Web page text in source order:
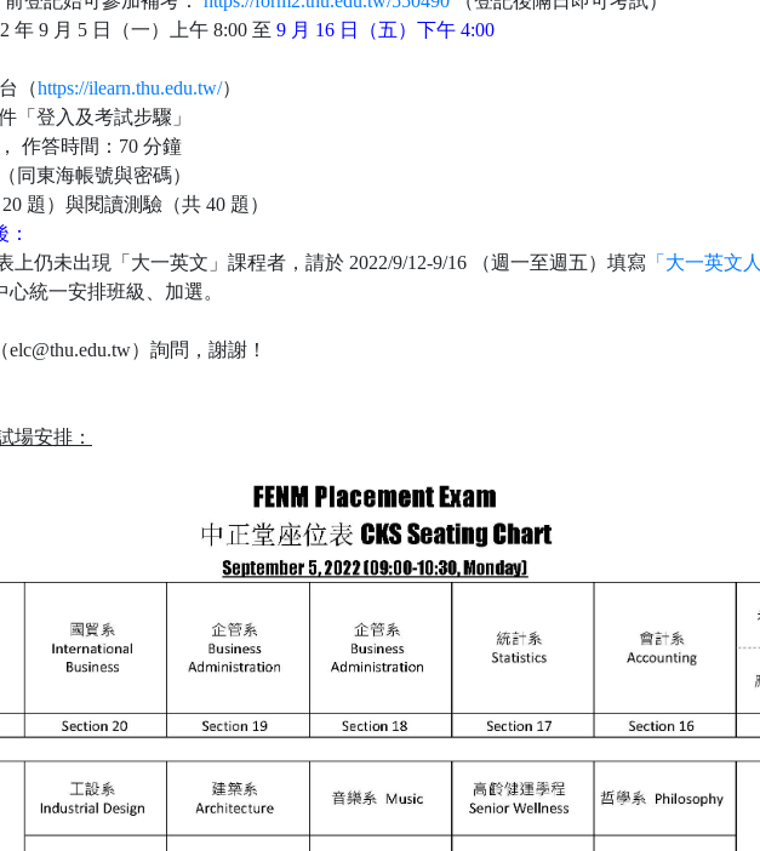
年 9 月 5 日（一）上午 8:00 至 9 月 16 日（五）下午 4:00
（https://ilearn.thu.edu.tw/）
「登入及考試步驟」
作答時間：70 分鐘
同東海帳號與密碼）
題）與閱讀測驗（共 40 題）
上仍未出現「大一英文」課程者，請於 2022/9/12-9/16 （週一至週五）填寫 「大一英文
統一安排班級、加選。
）詢問，謝謝！
場安排：